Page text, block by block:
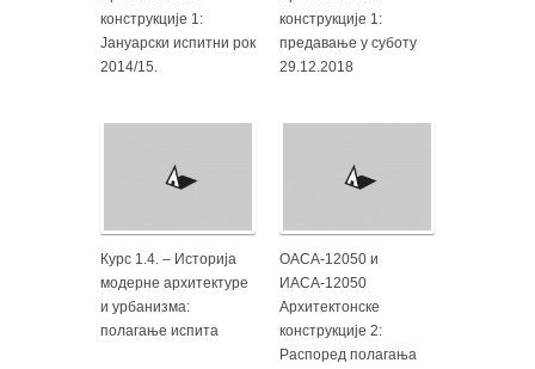
конструкције 1:
Јануарски испитни рок
2014/15.
конструкције 1:
предавање у суботу
29.12.2018
Курс 1.4. – Историја
модерне архитектуре
и урбанизма:
полагање испита
ОАСА-12050 и
ИАСА-12050
Архитектонске
конструкције 2:
Распоред полагања